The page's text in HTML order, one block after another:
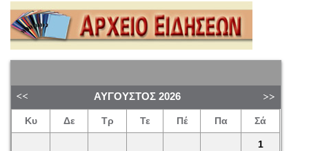
ΑΎΓΟΥΣΤΟΣ 2026
Κυ Δε Τρ Τε Πέ Πα Σά
1